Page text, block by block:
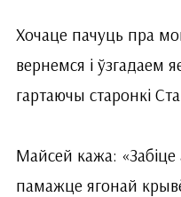
Хочаце пачуць пра
вернемся і ўзгадаем
гартаючы старонкі
Майсей кажа: «Забіце
памажце ягонай